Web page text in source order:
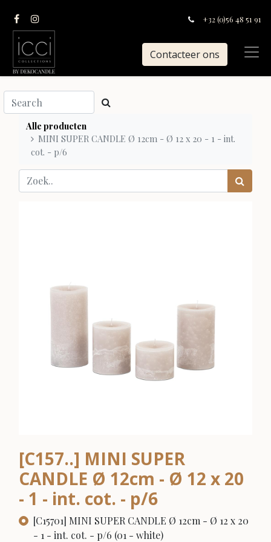
+32 (0)56 48 51 91
Contacteer ons
Alle producten
MINI SUPER CANDLE Ø 12cm - Ø 12 x 20 - 1 - int.
cot. - p/6
[C157..] MINI SUPER
CANDLE Ø 12cm - Ø 12 x 20
- 1 - int. cot. - p/6
[C15701] MINI SUPER CANDLE Ø 12cm - Ø 12 x 20
- 1 - int. cot. - p/6 (01 - white)